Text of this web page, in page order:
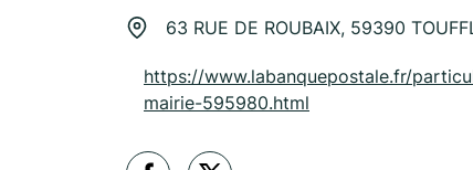
63 RUE DE ROUBAIX, 59390
https://www.labanquepostale.fr/
mairie-595980.html